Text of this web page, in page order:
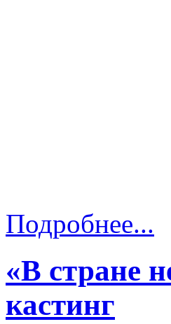
Подробнее...
«В стране
кастинг